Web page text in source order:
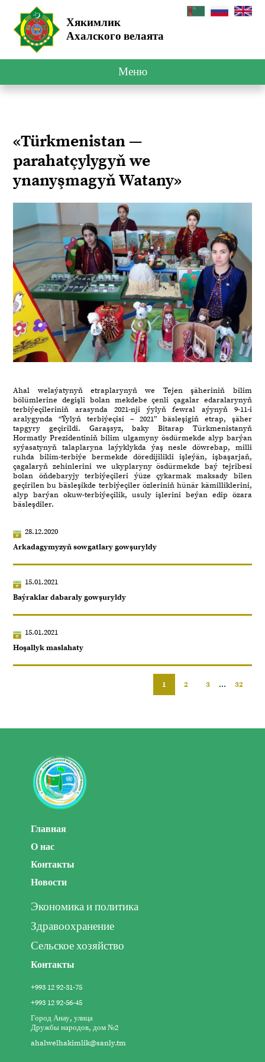
Хякимлик
Ахалского велаята
Меню
«Türkmenistan —
parahatçylygyň we
ynanyşmagyň Watany»
Ahal welaýatynyň etraplarynyň we Tejen şäheriniň bilim
bölümlerine degişli bolan mekdebe çenli çagalar edaralarynyň
terbiýeçileriniň arasynda 2021-nji ýylyň fewral aýynyň 9-11-i
aralygynda “Ýylyň terbiýeçisi – 2021” bäsleşigiň etrap, şäher
tapgyry geçirildi. Garaşsyz, baky Bitarap Türkmenistanyň
Hormatly Prezidentiniň bilim ulgamyny ösdürmekde alyp barýan
syýasatynyň talaplaryna laýyklykda ýaş nesle döwrebap, milli
ruhda bilim-terbiýe bermekde döredijilikli işleýän, işbaşarjaň,
çagalaryň zehinlerini we ukyplaryny ösdürmekde baý tejribesi
bolan öňdebaryjy terbiýeçileri ýüze çykarmak maksady bilen
geçirilen bu bäsleşikde terbiýeçiler özleriniň hünär kämilliklerini,
alyp barýan okuw-terbiýeçilik, usuly işlerini beýan edip özara
bäsleşdiler.
28.12.2020
Arkadagymyzyň sowgatlary gowşuryldy
15.01.2021
Baýraklar dabaraly gowşuryldy
15.01.2021
Hoşallyk maslahaty
1 2 3 ... 32
Главная
О нас
Контакты
Новости
Экономика и политика
Здравоохранение
Сельское хозяйство
Контакты
+993 12 92-31-75
+993 12 92-56-45
Город Анау, улица
Дружбы народов, дом №2
ahalwelhakimlik@sanly.tm